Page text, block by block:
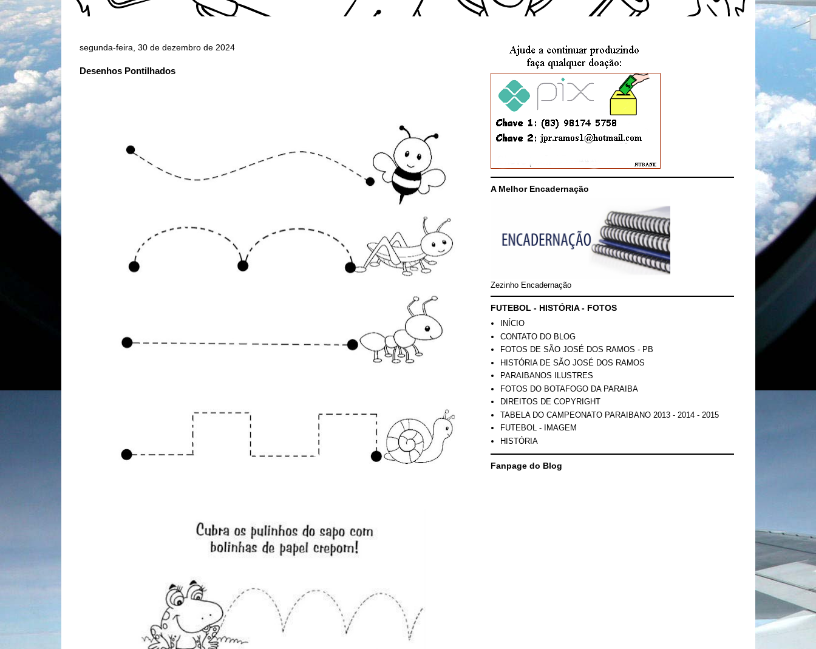
segunda-feira, 30 de dezembro de 2024
Desenhos Pontilhados
A Melhor Encadernação
Zezinho Encadernação
FUTEBOL - HISTÓRIA - FOTOS
INÍCIO
CONTATO DO BLOG
FOTOS DE SÃO JOSÉ DOS RAMOS - PB
HISTÓRIA DE SÃO JOSÉ DOS RAMOS
PARAIBANOS ILUSTRES
FOTOS DO BOTAFOGO DA PARAIBA
DIREITOS DE COPYRIGHT
TABELA DO CAMPEONATO PARAIBANO 2013 - 2014 - 2015
FUTEBOL - IMAGEM
HISTÓRIA
Fanpage do Blog